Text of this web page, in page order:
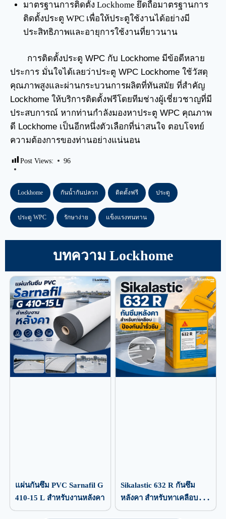
มาตรฐานการติดตั้ง Lockhome ยึดถือมาตรฐานการ
ติดตั้งประตู WPC เพื่อให้ประตูใช้งานได้อย่างมี
ประสิทธิภาพและอายุการใช้งานที่ยาวนาน
การติดตั้งประตู WPC กับ Lockhome มีข้อดีหลาย
ประการ มั่นใจได้เลยว่าประตู WPC Lockhome ใช้วัสดุ
คุณภาพสูงและผ่านกระบวนการผลิตที่ทันสมัย ที่สำคัญ
Lockhome ให้บริการติดตั้งฟรีโดยทีมช่างผู้เชี่ยวชาญที่มี
ประสบการณ์ หากท่านกำลังมองหาประตู WPC คุณภาพ
ดี Lockhome เป็นอีกหนึ่งตัวเลือกที่น่าสนใจ ตอบโจทย์
ความต้องการของท่านอย่างแน่นอน
Post Views: 96
Lockhome กันน้ำกันปลวก ติดตั้งฟรี ประตู
ประตู WPC รักษาง่าย แข็งแรงทนทาน
บทความ Lockhome
แผ่นกันซึม PVC Sarnafil G
410-15 L สำหรับงานหลังคา
Sikalastic 632 R กันซึม
หลังคา สำหรับทาเคลือบ
ป้องกันน้ำรั่วซึม